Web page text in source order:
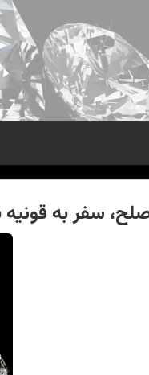
سفر به قونیه